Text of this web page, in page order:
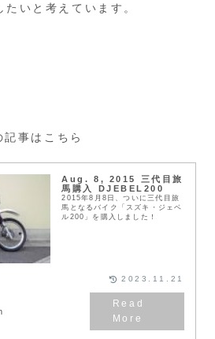
いと考えています。
事はこちら
Aug. 8, 2015 三代目旅
馬購入 DJEBEL200
2015年8月8日、ついに三代目旅
馬となるバイク「スズキ・ジェベ
ル200」を購入しました！
2023.11.21